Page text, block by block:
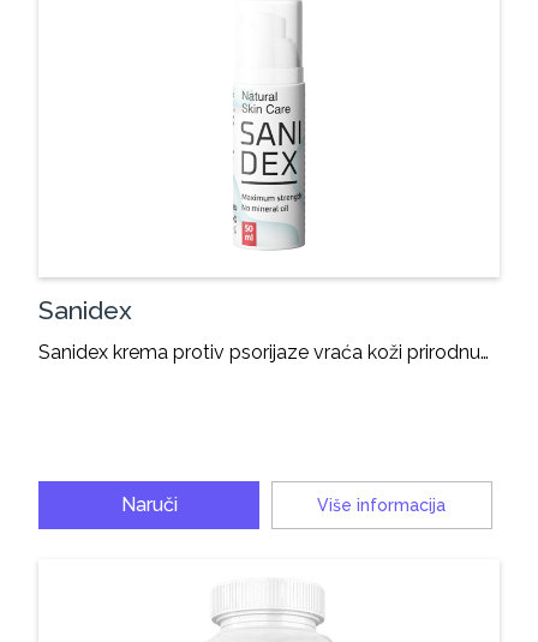
Sanidex
Sanidex krema protiv psorijaze vraća koži prirodnu…
Naruči Više informacija